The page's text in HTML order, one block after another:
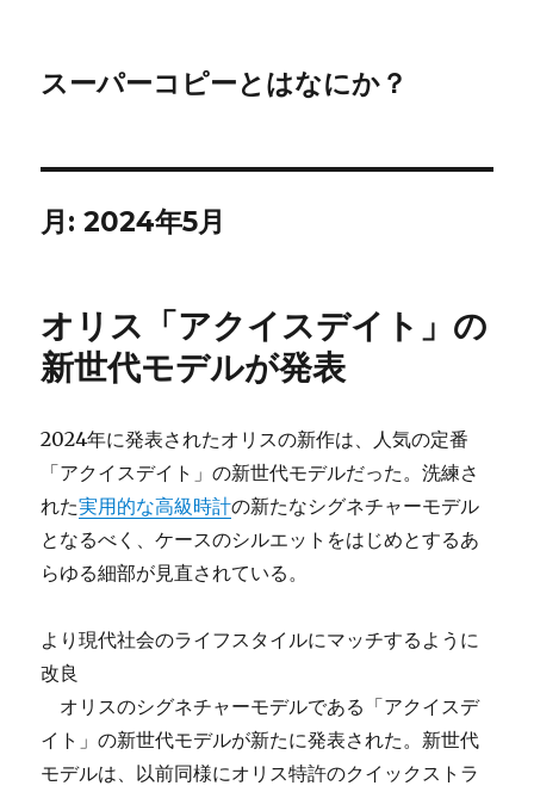
スーパーコピーとはなにか？
月:2024年5月
オリス「アクイスデイト」の
新世代モデルが発表
2024年に発表されたオリスの新作は、人気の定番
「アクイスデイト」の新世代モデルだった。洗練さ
れた実用的な高級時計の新たなシグネチャーモデル
となるべく、ケースのシルエットをはじめとするあ
らゆる細部が見直されている。
より現代社会のライフスタイルにマッチするように
改良
オリスのシグネチャーモデルである「アクイスデ
イト」の新世代モデルが新たに発表された。新世代
モデルは、以前同様にオリス特許のクイックストラ